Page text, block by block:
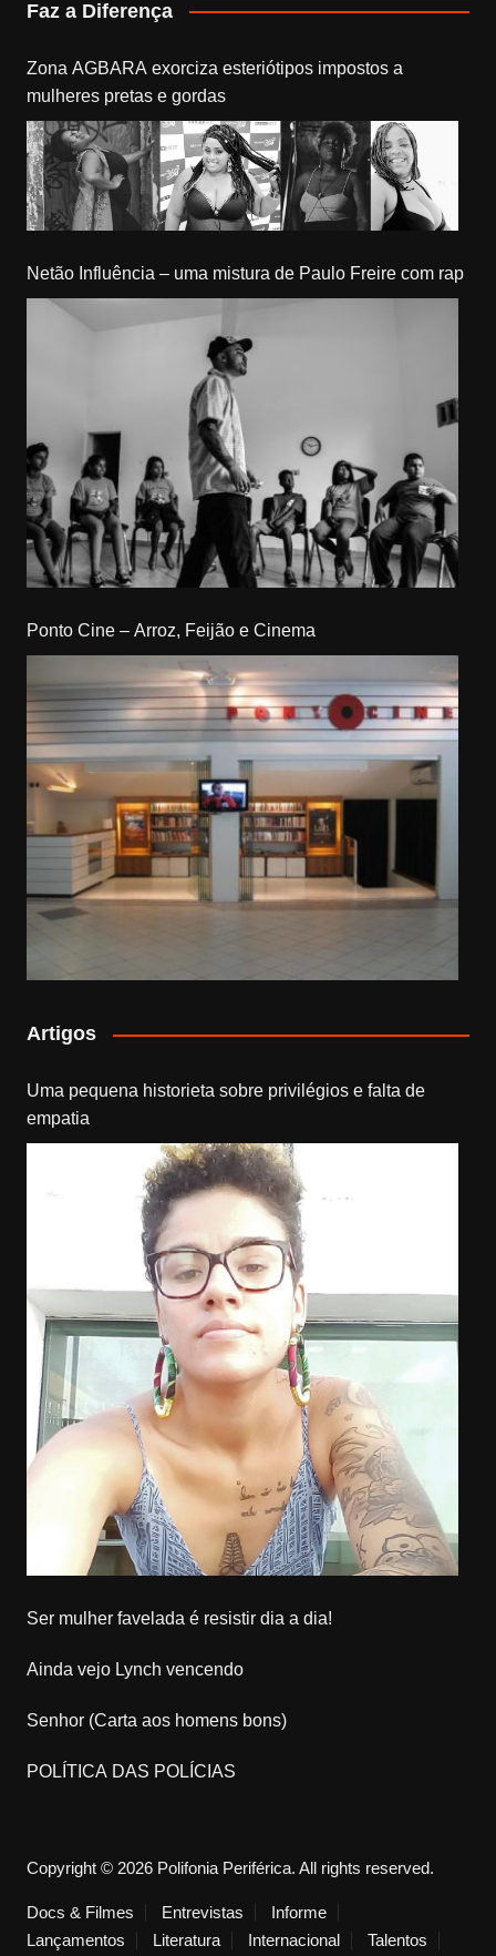
Faz a Diferença
Zona AGBARA exorciza esteriótipos impostos a
mulheres pretas e gordas
Netão Influência – uma mistura de Paulo Freire com rap
Ponto Cine – Arroz, Feijão e Cinema
Artigos
Uma pequena historieta sobre privilégios e falta de
empatia
Ser mulher favelada é resistir dia a dia!
Ainda vejo Lynch vencendo
Senhor (Carta aos homens bons)
POLÍTICA DAS POLÍCIAS
Copyright © 2026 Polifonia Periférica. All rights reserved.
Docs & Filmes Entrevistas
Informe
Lançamentos
Literatura Internacional Talentos